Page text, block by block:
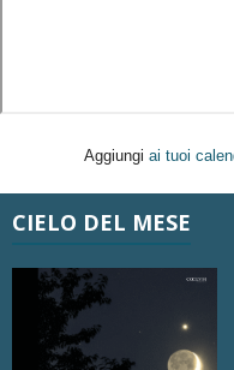
Aggiungi ai tuoi
CIELO DEL MESE